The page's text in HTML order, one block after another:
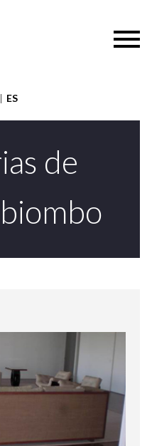
| ES
de
biombo